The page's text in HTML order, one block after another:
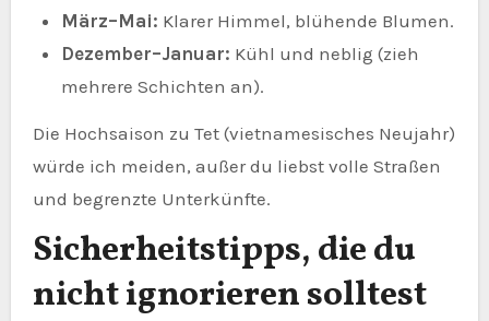
März–Mai: Klarer Himmel, blühende Blumen.
Dezember–Januar: Kühl und neblig (zieh
mehrere Schichten an).
Die Hochsaison zu Tet (vietnamesisches Neujahr)
würde ich meiden, außer du liebst volle Straßen
und begrenzte Unterkünfte.
Sicherheitstipps, die du
nicht ignorieren solltest